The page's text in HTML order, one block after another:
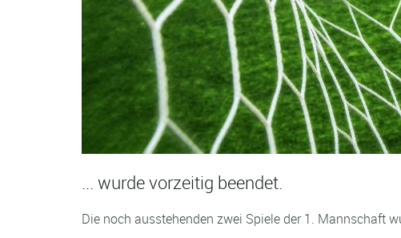
... wurde vorzeitig beendet.
Die noch ausstehenden zwei Spiele der 1. Mannschaft